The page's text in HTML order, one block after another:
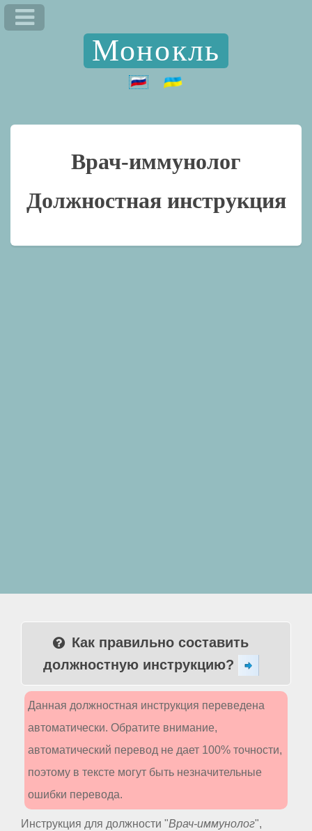
Монокль
Врач-иммунолог
Должностная инструкция
Как правильно составить
должностную инструкцию?
Данная должностная инструкция переведена
автоматически. Обратите внимание,
автоматический перевод не дает 100% точности,
поэтому в тексте могут быть незначительные
ошибки перевода.
Инструкция для должности "Врач-иммунолог",